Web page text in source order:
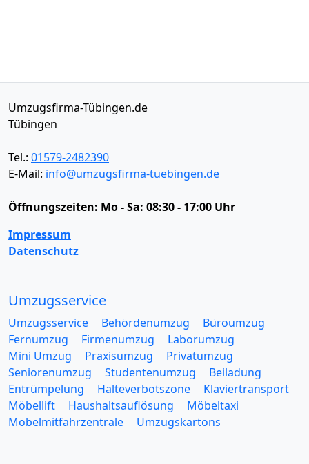
Umzugsfirma-Tübingen.de
Tübingen
Tel.: 01579-2482390
E-Mail: info@umzugsfirma-tuebingen.de
Öffnungszeiten: Mo - Sa: 08:30 - 17:00 Uhr
Impressum
Datenschutz
Umzugsservice
Umzugsservice Behördenumzug
Büroumzug
Fernumzug
Firmenumzug
Laborumzug
Mini Umzug
Praxisumzug
Privatumzug
Seniorenumzug
Studentenumzug
Beiladung
Entrümpelung
Halteverbotszone
Klaviertransport
Möbellift
Haushaltsauflösung
Möbeltaxi
Möbelmitfahrzentrale
Umzugskartons